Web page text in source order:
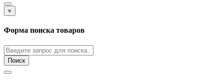
×
Форма поиска товаров
Поиск